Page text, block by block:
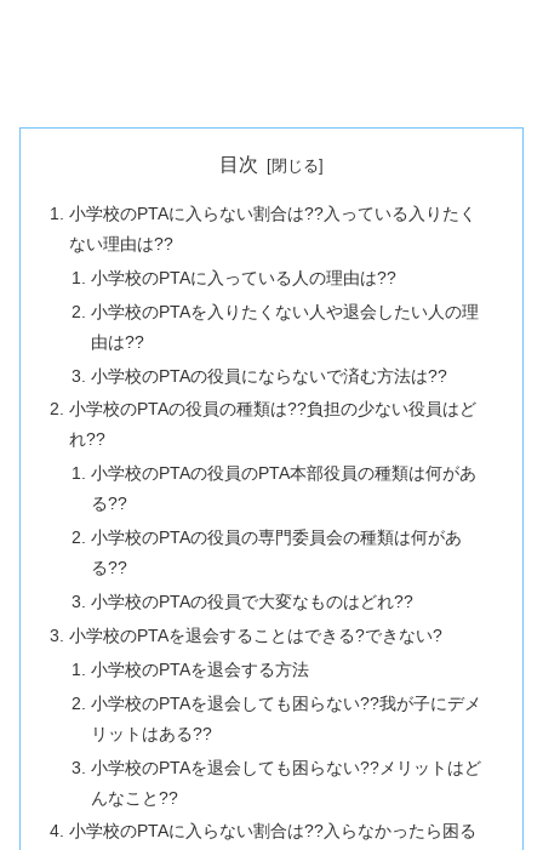
目次
小学校のPTAに入らない割合は??入っている入りたく
ない理由は??
小学校のPTAに入っている人の理由は??
小学校のPTAを入りたくない人や退会したい人の理
由は??
小学校のPTAの役員にならないで済む方法は??
小学校のPTAの役員の種類は??負担の少ない役員はど
れ??
小学校のPTAの役員のPTA本部役員の種類は何があ
る??
小学校のPTAの役員の専門委員会の種類は何があ
る??
小学校のPTAの役員で大変なものはどれ??
小学校のPTAを退会することはできる?できない?
小学校のPTAを退会する方法
小学校のPTAを退会しても困らない??我が子にデメ
リットはある??
小学校のPTAを退会しても困らない??メリットはど
んなこと??
小学校のPTAに入らない割合は??入らなかったら困る